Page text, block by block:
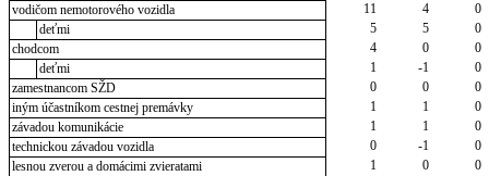
vodičom nemotorového vozidla
11 4
0
deťmi
5 5
0
chodcom
4 0
0
deťmi
1 -1
0
zamestnancom SŽD
0 0
0
iným účastníkom cestnej premávky
1 1
0
závadou komunikácie
1 1
0
technickou závadou vozidla
0 -1
0
lesnou zverou a domácimi zvieratami
1 0
0